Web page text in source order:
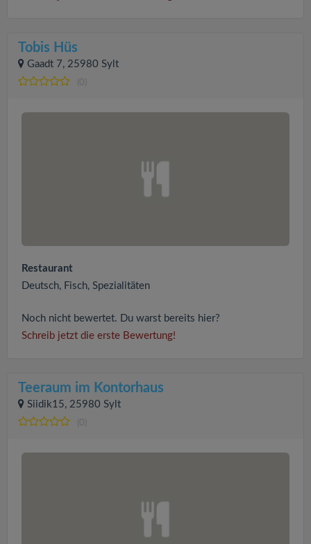
Tobis Hüs
Gaadt 7, 25980 Sylt
(0)
Restaurant
Deutsch, Fisch, Spezialitäten
Noch nicht bewertet. Du warst bereits hier?
Schreib jetzt die erste Bewertung!
Teeraum im Kontorhaus
Siidik15, 25980 Sylt
(0)